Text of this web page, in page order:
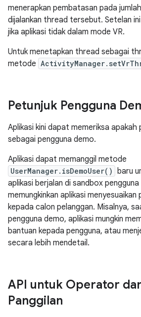
menerapkan pembatasan pada
dijalankan thread tersebut. Setelan
jika aplikasi tidak dalam mode VR.
Untuk menetapkan thread sebagai
metode
Petunjuk Pengguna
Aplikasi kini dapat memeriksa apakah
sebagai pengguna demo.
Aplikasi dapat memanggil metode
UserManager.isDemoUser() baru
aplikasi berjalan di sandbox pengguna
memungkinkan aplikasi menyesuaikan
kepada calon pelanggan. Misalnya,
pengguna demo, aplikasi mungkin
bantuan kepada pengguna, atau
secara lebih mendetail.
API untuk Operator
Panggilan